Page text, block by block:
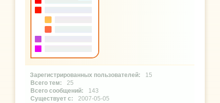
15
25
143
2007-05-05